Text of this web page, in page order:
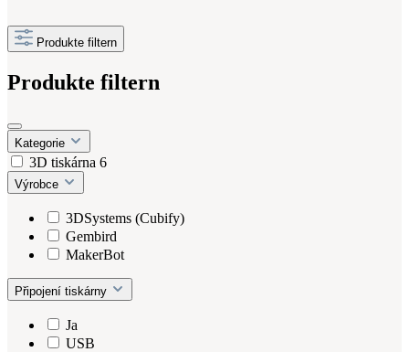
Produkte filtern
Produkte filtern
Kategorie
3D tiskárna 6
Výrobce
3DSystems (Cubify)
Gembird
MakerBot
Připojení tiskárny
Ja
USB